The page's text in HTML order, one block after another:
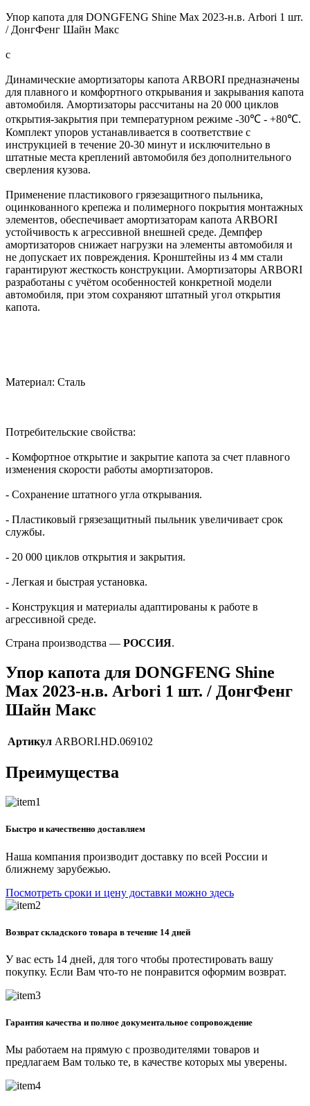
Упор капота для DONGFENG Shine Max 2023-н.в. Arbori 1 шт.
/ ДонгФенг Шайн Макс
с
Динамические амортизаторы капота ARBORI предназначены
для плавного и комфортного открывания и закрывания капота
автомобиля. Амортизаторы рассчитаны на 20 000 циклов
открытия-закрытия при температурном режиме -30℃ - +80℃.
Комплект упоров устанавливается в соответствие с
инструкцией в течение 20-30 минут и исключительно в
штатные места креплений автомобиля без дополнительного
сверления кузова.
Применение пластикового грязезащитного пыльника,
оцинкованного крепежа и полимерного покрытия монтажных
элементов, обеспечивает амортизаторам капота ARBORI
устойчивость к агрессивной внешней среде. Демпфер
амортизаторов снижает нагрузки на элементы автомобиля и
не допускает их повреждения. Кронштейны из 4 мм стали
гарантируют жесткость конструкции. Амортизаторы ARBORI
разработаны с учётом особенностей конкретной модели
автомобиля, при этом сохраняют штатный угол открытия
капота.
Материал: Сталь
Потребительские свойства:
- Комфортное открытие и закрытие капота за счет плавного
изменения скорости работы амортизаторов.
- Сохранение штатного угла открывания.
- Пластиковый грязезащитный пыльник увеличивает срок
службы.
- 20 000 циклов открытия и закрытия.
- Легкая и быстрая установка.
- Конструкция и материалы адаптированы к работе в
агрессивной среде.
Страна производства — РОССИЯ.
Упор капота для DONGFENG Shine
Max 2023-н.в. Arbori 1 шт. / ДонгФенг
Шайн Макс
Артикул ARBORI.HD.069102
Преимущества
Быстро и качественно доставляем
Наша компания производит доставку по всей России и
ближнему зарубежью.
Посмотреть сроки и цену доставки можно здесь
Возврат складского товара в течение 14 дней
У вас есть 14 дней, для того чтобы протестировать вашу
покупку. Если Вам что-то не понравится оформим возврат.
Гарантия качества и полное документальное сопровождение
Мы работаем на прямую с прозводителями товаров и
предлагаем Вам только те, в качестве которых мы уверены.